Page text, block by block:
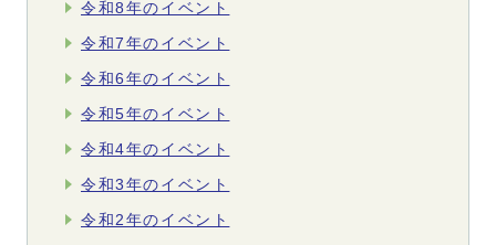
令和8年のイベント
令和7年のイベント
令和6年のイベント
令和5年のイベント
令和4年のイベント
令和3年のイベント
令和2年のイベント